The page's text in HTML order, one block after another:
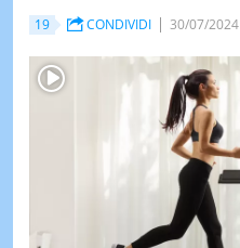
19 CONDIVIDI 30/07/2024